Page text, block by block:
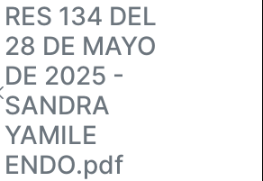
RES 134 DEL
28 DE MAYO
DE 2025 -
SANDRA
YAMILE
ENDO.pdf